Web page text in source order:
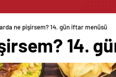
ne pişirsem? 14. gün iftar menüsü
14.